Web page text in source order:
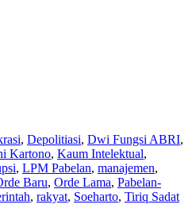
, Depolitiasi, Dwi Fungsi ABRI,
Kartono, Kaum Intelektual,
, LPM Pabelan, manajemen,
Baru, Orde Lama, Pabelan-
, rakyat, Soeharto, Tiriq Sadat